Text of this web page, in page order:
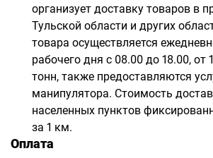
организует доставку товаров в
Тульской области и других
товара осуществляется
рабочего дня с 08.00 до 18.00, от
тонн, также предоставляются
манипулятора. Стоимость
населенных пунктов
за 1 км.
Оплата